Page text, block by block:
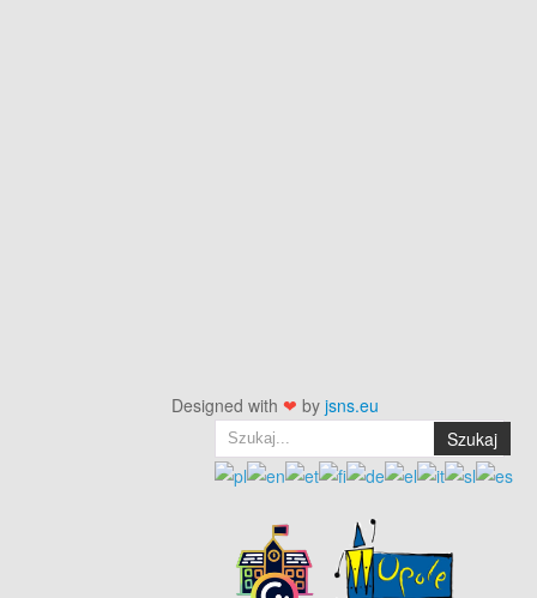
Designed with ❤ by jsns.eu
Szukaj